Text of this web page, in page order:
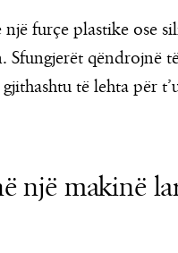
furçe plastike ose
qëndrojnë
të lehta për
një makinë